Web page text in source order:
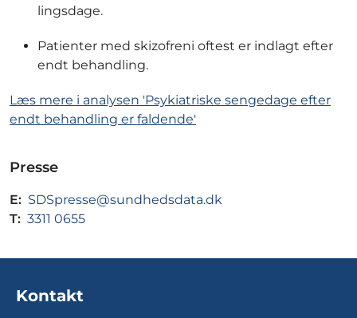
lingsdage.
Patienter med skizofreni oftest er indlagt efter
endt behandling.
Læs mere i analysen 'Psykiatriske sengedage efter
endt behandling er faldende'
Presse
E: SDSpresse@sundhedsdata.dk
T: 3311 0655
Kontakt